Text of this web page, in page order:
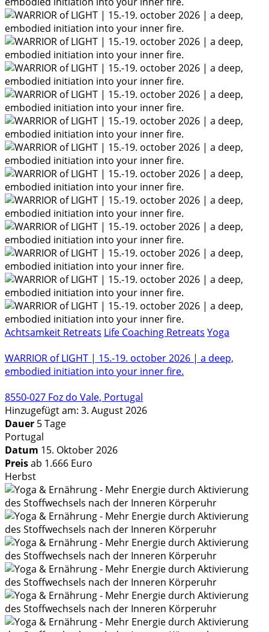
Achtsamkeit Retreats Life Coaching Retreats Yoga
WARRIOR of LIGHT | 15.-19. october 2026 | a deep,
embodied initiation into your inner fire.
8550-027 Foz do Vale, Portugal
Hinzugefügt am: 3. August 2026
Dauer 5 Tage
Portugal
Datum 15. Oktober 2026
Preisab 1.666 Euro
Herbst